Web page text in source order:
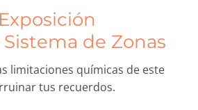
de Zonas
limitaciones químicas de este
tus recuerdos.